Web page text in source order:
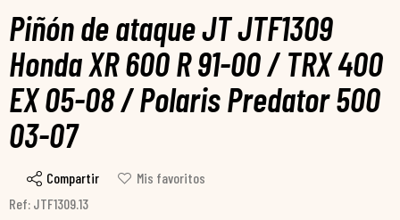
Piñón de ataque JT JTF1309
Honda XR 600 R 91-00 / TRX 400
EX 05-08 / Polaris Predator 500
03-07
Compartir
Mis favoritos
Ref: JTF1309.13